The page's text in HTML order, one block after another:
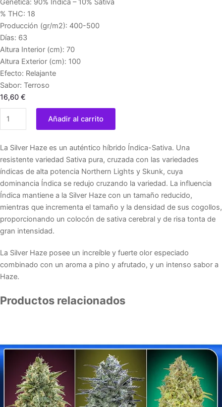
Genética: 90% Indica – 10% Sativa
% THC: 18
Producción (gr/m2): 400-500
Días: 63
Altura Interior (cm): 70
Altura Exterior (cm): 100
Efecto: Relajante
Sabor: Terroso
16,60 €
u.
fem.
Vision
Seeds
cantidad
Añadir al carrito
La Silver Haze es un auténtico híbrido Índica-Sativa. Una
resistente variedad Sativa pura, cruzada con las variedades
índicas de alta potencia Northern Lights y Skunk, cuya
dominancia Índica se redujo cruzando la variedad. La influencia
Índica mantiene a la Silver Haze con un tamaño reducido,
mientras que incrementa el tamaño y la densidad de sus cogollos,
proporcionando un colocón de sativa cerebral y de risa tonta de
gran intensidad.
La Silver Haze posee un increíble y fuerte olor especiado
combinado con un aroma a pino y afrutado, y un intenso sabor a
Haze.
Productos relacionados